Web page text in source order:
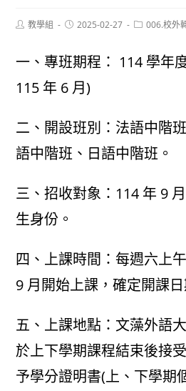
Post教學組
Post2025-02-27
Post006.校外
一、專班期程： 114 學年
115 年 6 月)
二、開設班別：法語中階
語中階班、日語中階班。
三、招收對象：114 年 9
生身份。
四、上課時間：每週六上
9 月開始上課，確定開課
五、上課地點：文藻外語
於上下學期課程結束後接
予學分證明書(上、下學期